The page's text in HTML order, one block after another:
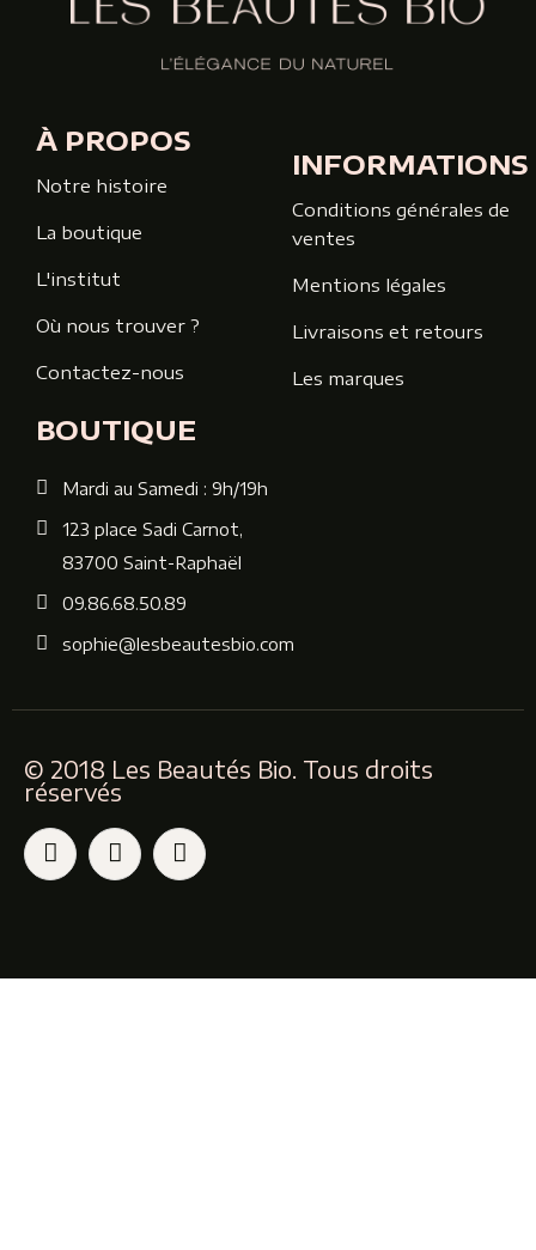
À PROPOS
Notre histoire
La boutique
L'institut
Où nous trouver ?
Contactez-nous
INFORMATIONS
Conditions générales de
ventes
Mentions légales
Livraisons et retours
Les marques
BOUTIQUE
Mardi au Samedi : 9h/19h
123 place Sadi Carnot,
83700 Saint-Raphaël
09.86.68.50.89
sophie@lesbeautesbio.com
© 2018 Les Beautés Bio. Tous droits
réservés